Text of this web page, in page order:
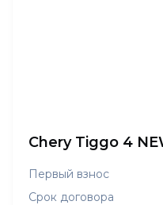
Chery Tiggo 4
Первый взнос
Срок договора